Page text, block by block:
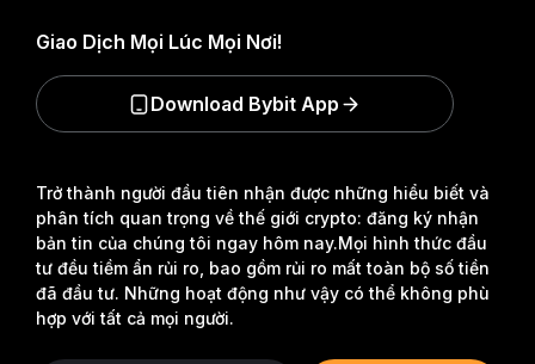
Trở thành người đầu tiên nhận được những hiểu biết và
phân tích quan trọng về thế giới crypto: đăng ký nhận
bản tin của chúng tôi ngay hôm nay.Mọi hình thức đầu
tư đều tiềm ẩn rủi ro, bao gồm rủi ro mất toàn bộ số tiền
đã đầu tư. Những hoạt động như vậy có thể không phù
hợp với tất cả mọi người.
Giao Dịch Mọi Lúc Mọi Nơi!
Download Bybit App